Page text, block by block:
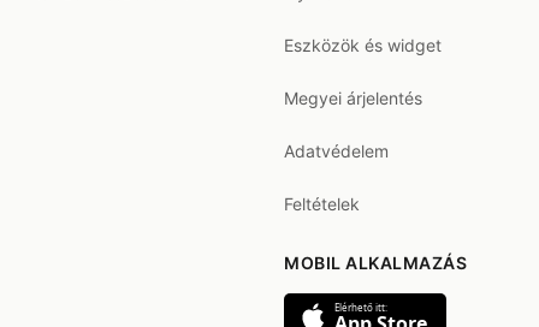
Eszközök és widget
Megyei árjelentés
Adatvédelem
Feltételek
MOBIL ALKALMAZÁS
Elérhető itt: